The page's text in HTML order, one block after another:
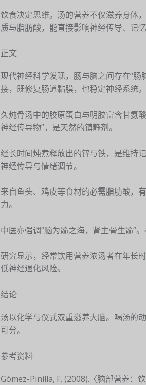
饮食决定思维。汤的营养不仅滋养身体
质与脂肪酸，能直接影响神经传导、记忆
正文
现代神经科学发现，肠与脑之间存在“
接，既修复肠道黏膜，也稳定神经系统。
久炖骨汤中的胶原蛋白与明胶富含甘氨
神经传导物”，是天然的镇静剂。
经长时间炖煮释放出的锌与铁，是维持
神经传导与情绪调节。
来自鱼头、鸡皮等食材的必需脂肪酸，
力。
中医亦强调“脑为髓之海，肾主骨生髓”
研究显示，经常饮用营养浓汤者在年
低神经退化风险。
结论
汤以化学与仪式双重滋养大脑。喝汤的
可分。
参考资料
Gómez-Pinilla, F. (2008).〈脑部营养：